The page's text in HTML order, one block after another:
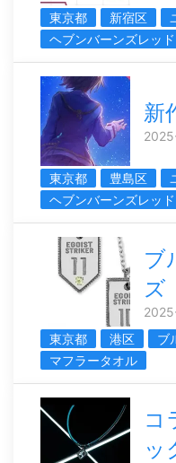
東京都
新宿区
ヘブンバーンズレッド
新
東京都 豊島区
ヘブンバーンズレッド
ブ
ズ
東京都
港区 ブ
マフラータオル
コ
ッ